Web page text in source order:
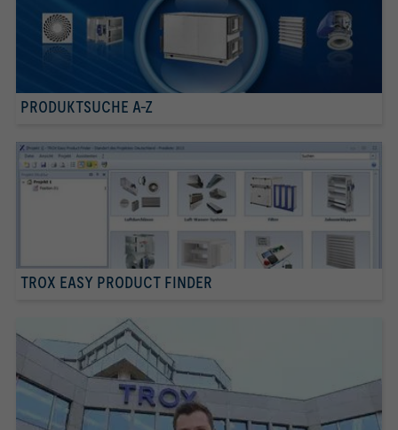
PRODUKTSUCHE A-Z
TROX EASY PRODUCT FINDER